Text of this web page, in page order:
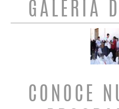
GALERÍA
CONOCE